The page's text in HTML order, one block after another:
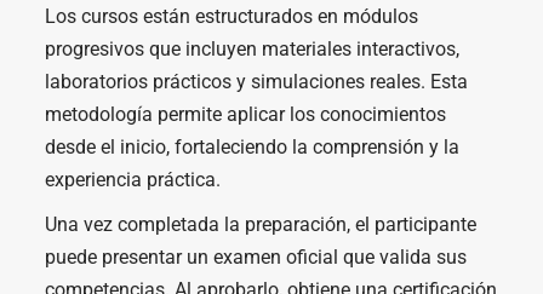
Los cursos están estructurados en módulos
progresivos que incluyen materiales interactivos,
laboratorios prácticos y simulaciones reales. Esta
metodología permite aplicar los conocimientos
desde el inicio, fortaleciendo la comprensión y la
experiencia práctica.
Una vez completada la preparación, el participante
puede presentar un examen oficial que valida sus